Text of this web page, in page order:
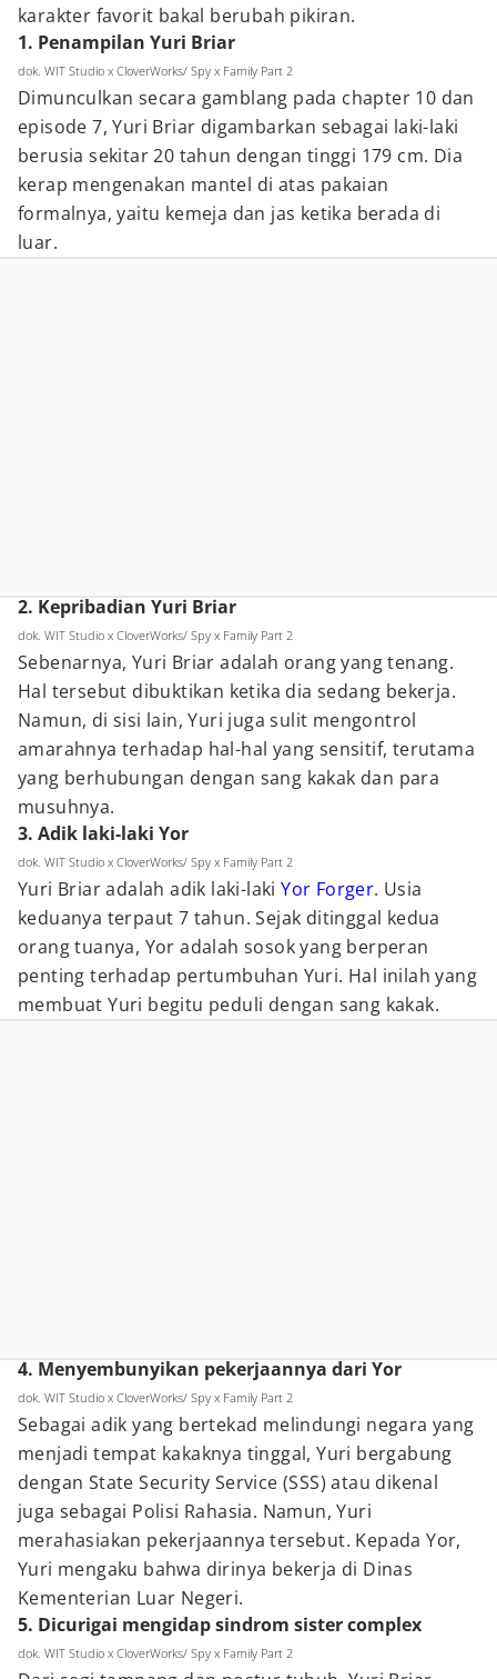
karakter favorit bakal berubah pikiran.
1. Penampilan Yuri Briar
dok. WIT Studio x CloverWorks/ Spy x Family Part 2
Dimunculkan secara gamblang pada chapter 10 dan
episode 7, Yuri Briar digambarkan sebagai laki-laki
berusia sekitar 20 tahun dengan tinggi 179 cm. Dia
kerap mengenakan mantel di atas pakaian
formalnya, yaitu kemeja dan jas ketika berada di
luar.
2. Kepribadian Yuri Briar
dok. WIT Studio x CloverWorks/ Spy x Family Part 2
Sebenarnya, Yuri Briar adalah orang yang tenang.
Hal tersebut dibuktikan ketika dia sedang bekerja.
Namun, di sisi lain, Yuri juga sulit mengontrol
amarahnya terhadap hal-hal yang sensitif, terutama
yang berhubungan dengan sang kakak dan para
musuhnya.
3. Adik laki-laki Yor
dok. WIT Studio x CloverWorks/ Spy x Family Part 2
Yuri Briar adalah adik laki-lakiYor Forger. Usia
keduanya terpaut 7 tahun. Sejak ditinggal kedua
orang tuanya, Yor adalah sosok yang berperan
penting terhadap pertumbuhan Yuri. Hal inilah yang
membuat Yuri begitu peduli dengan sang kakak.
4. Menyembunyikan pekerjaannya dari Yor
dok. WIT Studio x CloverWorks/ Spy x Family Part 2
Sebagai adik yang bertekad melindungi negara yang
menjadi tempat kakaknya tinggal, Yuri bergabung
dengan State Security Service (SSS) atau dikenal
juga sebagai Polisi Rahasia. Namun, Yuri
merahasiakan pekerjaannya tersebut. Kepada Yor,
Yuri mengaku bahwa dirinya bekerja di Dinas
Kementerian Luar Negeri.
5. Dicurigai mengidap sindrom sister complex
dok. WIT Studio x CloverWorks/ Spy x Family Part 2